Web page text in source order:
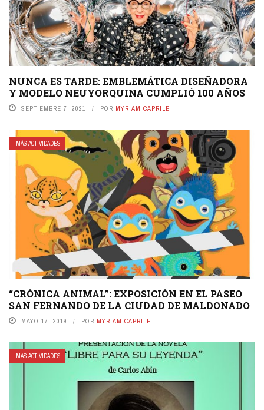
NUNCA ES TARDE: EMBLEMÁTICA DISEÑADORA
Y MODELO NEUYORQUINA CUMPLIÓ 100 AÑOS
SEPTIEMBRE 7, 2021 POR MYRIAM CAPRILE
MÁS ACTIVIDADES
“CRÓNICA ANIMAL”: EXPOSICIÓN EN EL PASEO
SAN FERNANDO DE LA CIUDAD DE MALDONADO
MAYO 17, 2019 POR MYRIAM CAPRILE
MÁS ACTIVIDADES